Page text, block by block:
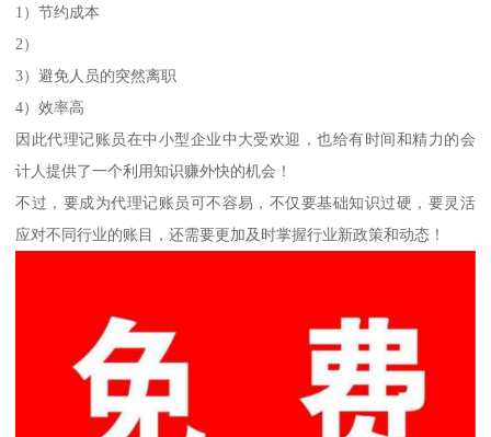
1）节约成本
2）
3）避免人员的突然离职
4）效率高
因此代理记账员在中小型企业中大受欢迎，也给有时间和精力的会
计人提供了一个利用知识赚外快的机会！
不过，要成为代理记账员可不容易，不仅要基础知识过硬，要灵活
应对不同行业的账目，还需要更加及时掌握行业新政策和动态！